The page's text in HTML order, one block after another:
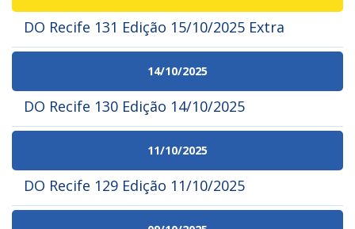
DO Recife 131 Edição 15/10/2025 Extra
14/10/2025
DO Recife 130 Edição 14/10/2025
11/10/2025
DO Recife 129 Edição 11/10/2025